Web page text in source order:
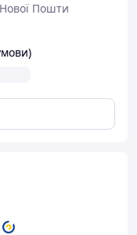
Пошти